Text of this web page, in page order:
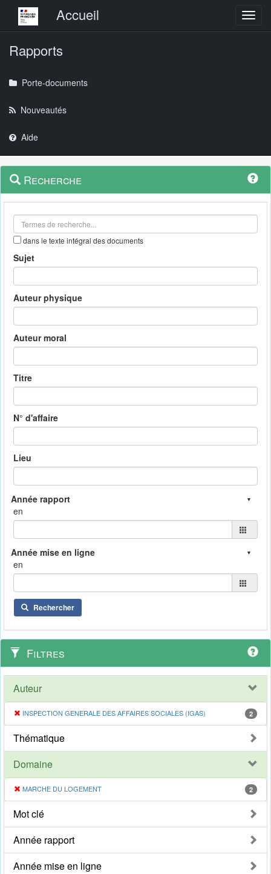
Menu principalAccueil
Rapports
Porte-documents
Nouveautés
Aide
Navigation
outils
Menu
contextuel
Recherche
dans le texte intégral des documents
Sujet
Auteur physique
Auteur moral
Titre
N° d'affaire
Lieu
en
en
Rechercher
Filtres
Auteur
INSPECTION GENERALE DES AFFAIRES SOCIALES (IGAS) 2
Thématique
Domaine
MARCHE DU LOGEMENT 2
Mot clé
Année rapport
Année mise en ligne